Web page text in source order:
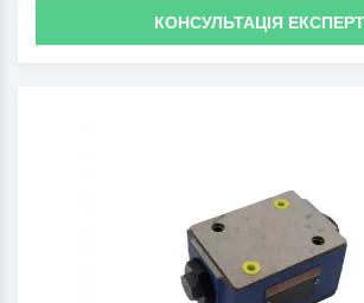
КОНСУЛЬТАЦІЯ